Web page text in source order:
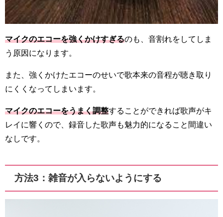
マイクのエコーを強くかけすぎるのも、音割れをしてしま
う原因になります。
また、強くかけたエコーのせいで歌本来の音程が聴き取り
にくくなってしまいます。
マイクのエコーをうまく調整することができれば歌声がキ
レイに響くので、録音した歌声も魅力的になること間違い
なしです。
方法3：雑音が入らないようにする